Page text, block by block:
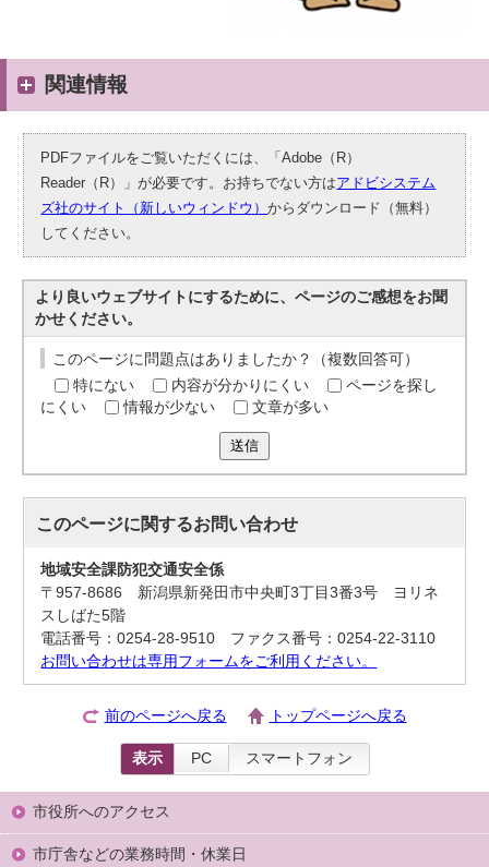
関連情報
PDFファイルをご覧いただくには、「Adobe（R）
Reader（R）」が必要です。お持ちでない方はアドビシステム
ズ社のサイト（新しいウィンドウ）からダウンロード（無料）
してください。
より良いウェブサイトにするために、ページのご感想をお聞
かせください。
このページに問題点はありましたか？（複数回答可）
特にない
内容が分かりにくい
ページを探し
にくい
情報が少ない 文章が多い
送信
このページに関するお問い合わせ
地域安全課防犯交通安全係
〒957-8686 新潟県新発田市中央町3丁目3番3号 ヨリネ
スしばた5階
電話番号：0254-28-9510 ファクス番号：0254-22-3110
お問い合わせは専用フォームをご利用ください。
前のページへ戻る トップページへ戻る
表示 PC スマートフォン
市役所へのアクセス
市庁舎などの業務時間・休業日